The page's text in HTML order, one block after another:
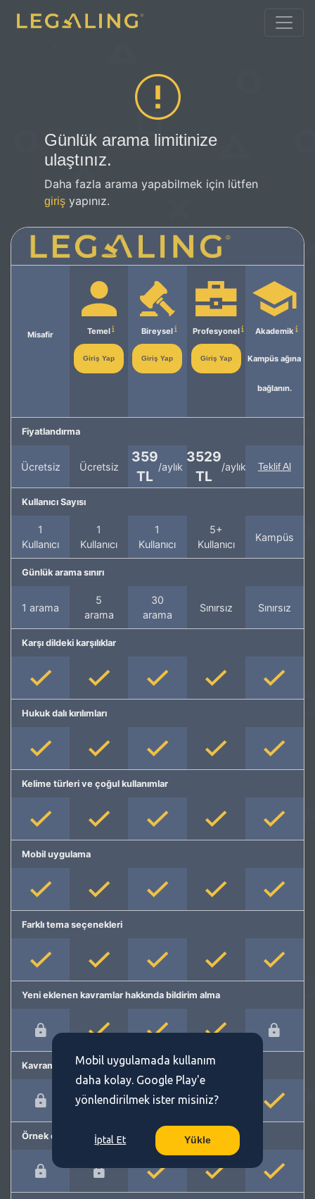
Günlük arama limitinize
ulaştınız.
Daha fazla arama yapabilmek için lütfen
giriş yapınız.
Misafir Temel
Giriş Yap
Bireysel
Giriş Yap
Profesyonel
Giriş Yap
Akademik
Kampüs ağına
bağlanın.
Fiyatlandırma
Ücretsiz Ücretsiz
359
TL
/aylık
3529
TL
/aylık Teklif Al
Kullanıcı Sayısı
1
Kullanıcı
1
Kullanıcı
1
Kullanıcı
5+
Kullanıcı
Kampüs
Günlük arama sınırı
1 arama
5
arama
30
arama
Sınırsız Sınırsız
Karşı dildeki karşılıklar
Hukuk dalı kırılımları
Kelime türleri ve çoğul kullanımlar
Mobil uygulama
Farklı tema seçenekleri
Yeni eklenen kavramlar hakkında bildirim alma
Kavram önerme
Örnek cümleler
Mobil uygulamada kullanım
daha kolay. Google Play'e
yönlendirilmek ister misiniz?
İptal Et Yükle